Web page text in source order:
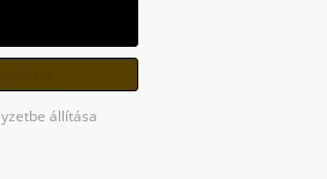
állítása